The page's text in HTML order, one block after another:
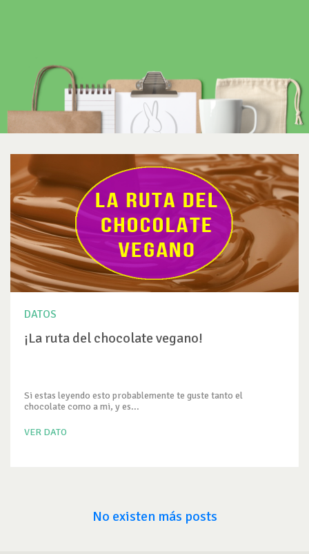
DATOS
¡La ruta del chocolate vegano!
Si estas leyendo esto probablemente te guste tanto el
chocolate como a mi, y es...
VER DATO
No existen más posts